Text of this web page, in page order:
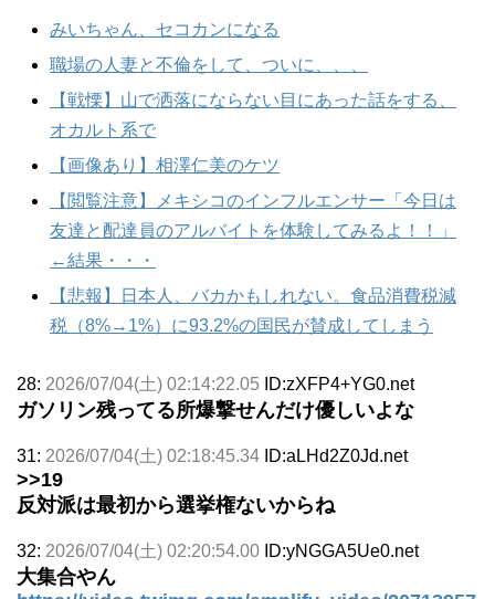
みいちゃん、セコカンになる
職場の人妻と不倫をして、ついに、、、
【戦慄】山で洒落にならない目にあった話をする、
オカルト系で
【画像あり】相澤仁美のケツ
【閲覧注意】メキシコのインフルエンサー「今日は
友達と配達員のアルバイトを体験してみるよ！！」
←結果・・・
【悲報】日本人、バカかもしれない。食品消費税減
税（8%→1%）に93.2%の国民が賛成してしまう
28: 2026/07/04(土) 02:14:22.05 ID:zXFP4+YG0.net
ガソリン残ってる所爆撃せんだけ優しいよな
31: 2026/07/04(土) 02:18:45.34 ID:aLHd2Z0Jd.net
>>19
反対派は最初から選挙権ないからね
32: 2026/07/04(土) 02:20:54.00 ID:yNGGA5Ue0.net
大集合やん